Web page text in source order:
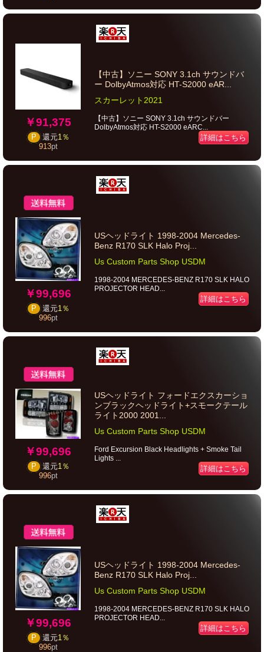
￥91,375
P 還元1％
913pt
【中古】ソニー SONY 3.1ch サウンドバ
ー DolbyAtmos対応 HT-S2000 eAR...
スカーレット2021
【中古】ソニー SONY 3.1ch サウンドバー
DolbyAtmos対応 HT-S2000 eARC...
詳細はこちら
￥99,696
P 還元1％
996pt
USヘッドライト 1998-2004 Mercedes-
Benz R170 SLK Halo Proj...
Us Custom Parts Shop USDM
1998-2004 MERCEDES-BENZ R170 SLK HALO
PROJECTOR HEAD...
詳細はこちら
￥99,696
P 還元1％
996pt
USヘッドライト フォードエクスカーショ
ンブラックヘッドライト+スモークテール
ライト2000 2001...
Us Custom Parts Shop USDM
Ford Excursion Black Headlights + Smoke Tail
Lights ...
詳細はこちら
￥99,696
P 還元1％
996pt
USヘッドライト 1998-2004 Mercedes-
Benz R170 SLK Halo Proj...
Us Custom Parts Shop USDM
1998-2004 MERCEDES-BENZ R170 SLK HALO
PROJECTOR HEAD...
詳細はこちら